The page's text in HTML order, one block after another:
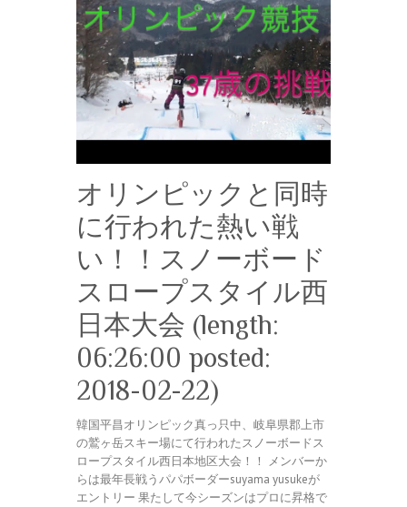
オリンピックと同時
に行われた熱い戦
い！！スノーボード
スロープスタイル西
日本大会 (length:
06:26:00 posted:
2018-02-22)
韓国平昌オリンピック真っ只中、岐阜県郡上市
の鷲ヶ岳スキー場にて行われたスノーボードス
ロープスタイル西日本地区大会！！ メンバーか
らは最年長戦うパパボーダーsuyama yusukeが
エントリー 果たして今シーズンはプロに昇格で